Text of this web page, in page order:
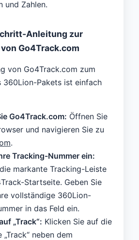
und Zahlen.
Anleitung zur
Go4Track.com
von Go4Track.com zum
360Lion-Pakets ist einfach
Go4Track.com: Öffnen Sie
und navigieren Sie zu
.
Tracking-Nummer ein:
markante Tracking-Leiste
Startseite. Geben Sie
vollständige 360Lion-
in das Feld ein.
„Track“: Klicken Sie auf die
neben dem